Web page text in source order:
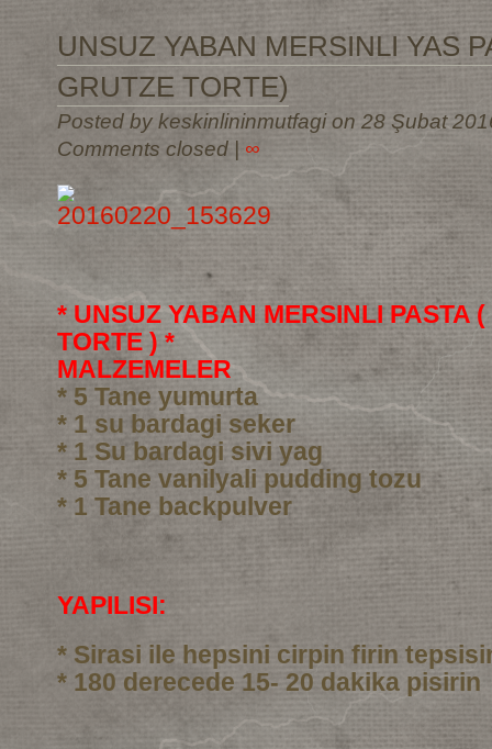
UNSUZ YABAN MERSINLI YAS
GRUTZE TORTE)
Posted by keskinlininmutfagi on 28 Şubat
Comments closed| ∞
* UNSUZ YABAN MERSINLI PASTA
TORTE ) *
MALZEMELER
* 5 Tane yumurta
* 1 su bardagi seker
* 1 Su bardagi sivi yag
* 5 Tane vanilyali pudding tozu
* 1 Tane backpulver
YAPILISI:
* Sirasi ile hepsini cirpin firin
* 180 derecede 15- 20 dakika pisirin